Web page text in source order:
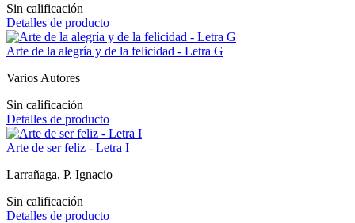
Sin calificación
Detalles de producto
Arte de la alegría y de la felicidad - Letra G
Varios Autores
Sin calificación
Detalles de producto
Arte de ser feliz - Letra I
Larrañaga, P. Ignacio
Sin calificación
Detalles de producto